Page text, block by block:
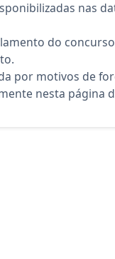
nas
do
por motivos de
nesta página